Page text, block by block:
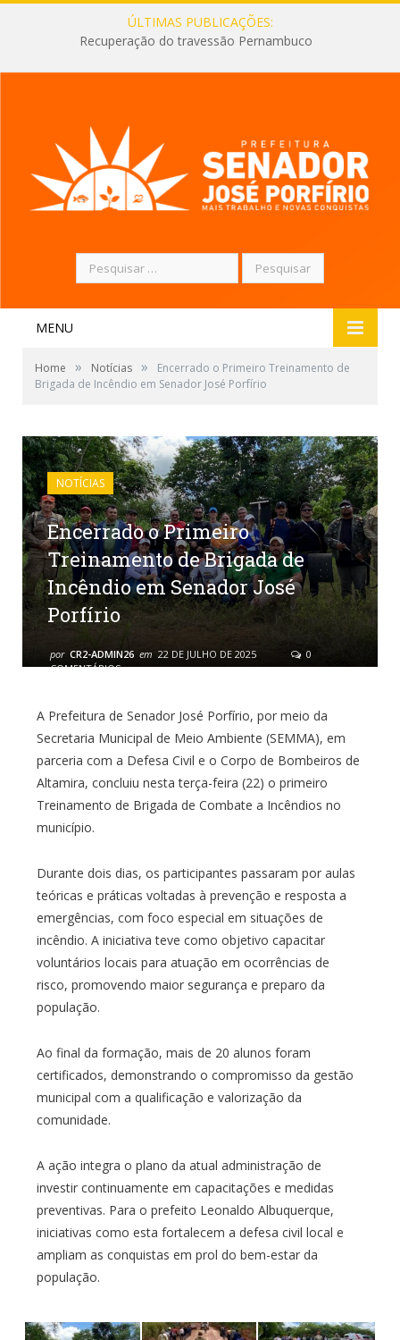
ÚLTIMAS PUBLICAÇÕES:
Recuperação do travessão Pernambuco
Pesquisar
por:
MENU
Home » Notícias »
Encerrado o Primeiro Treinamento de
Brigada de Incêndio em Senador José Porfírio
NOTÍCIAS
Encerrado o Primeiro
Treinamento de Brigada de
Incêndio em Senador José
Porfírio
por CR2-ADMIN26 em 22 DE JULHO DE 2025
0
COMENTÁRIOS
A Prefeitura de Senador José Porfírio, por meio da
Secretaria Municipal de Meio Ambiente (SEMMA), em
parceria com a Defesa Civil e o Corpo de Bombeiros de
Altamira, concluiu nesta terça-feira (22) o primeiro
Treinamento de Brigada de Combate a Incêndios no
município.
Durante dois dias, os participantes passaram por aulas
teóricas e práticas voltadas à prevenção e resposta a
emergências, com foco especial em situações de
incêndio. A iniciativa teve como objetivo capacitar
voluntários locais para atuação em ocorrências de
risco, promovendo maior segurança e preparo da
população.
Ao final da formação, mais de 20 alunos foram
certificados, demonstrando o compromisso da gestão
municipal com a qualificação e valorização da
comunidade.
A ação integra o plano da atual administração de
investir continuamente em capacitações e medidas
preventivas. Para o prefeito Leonaldo Albuquerque,
iniciativas como esta fortalecem a defesa civil local e
ampliam as conquistas em prol do bem-estar da
população.